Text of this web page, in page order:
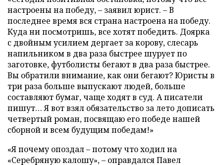
настроены на победу, – заявил юрист. – В
последнее время вся страна настроена на победу.
Куда ни посмотришь, все хотят победить. Доярка
с двойным усилием дергает за корову, слесарь
напильником в два раза быстрее шурует по
заготовке, футболисты бегают в два раза быстрее.
Вы обратили внимание, как они бегают? Юристы в
три раза больше выпускают людей, больше
составляют бумаг, чаще ходят в суд. А писатели
пишут… Я вот взял обязательство за лето дописать
четвертый роман, посвящаю его победе нашей
сборной и всем будущим победам!»
«Я почему опоздал – потому что ходил на
«Серебряную калошу», – оправдался Павел